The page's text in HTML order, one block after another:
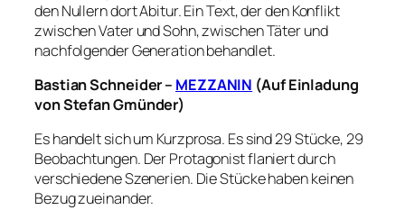
den Nullern dort Abitur. Ein Text, der den Konflikt
zwischen Vater und Sohn, zwischen Täter und
nachfolgender Generation behandlet.
Bastian Schneider – MEZZANIN (Auf Einladung
von Stefan Gmünder)
Es handelt sich um Kurzprosa. Es sind 29 Stücke, 29
Beobachtungen. Der Protagonist flaniert durch
verschiedene Szenerien. Die Stücke haben keinen
Bezug zueinander.